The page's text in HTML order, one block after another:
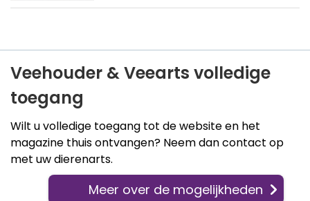
Veehouder & Veearts volledige
toegang
Wilt u volledige toegang tot de website en het
magazine thuis ontvangen? Neem dan contact op
met uw dierenarts.
Meer over de mogelijkheden